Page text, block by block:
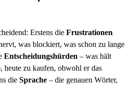
Erstens die Frustrationen
was blockiert, was schon zu lange
Entscheidungshürden – was hält
heute zu kaufen, obwohl er das
die Sprache – die genauen Wörter,